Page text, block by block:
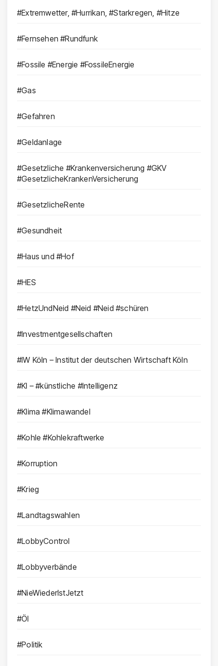
#Extremwetter, #Hurrikan, #Starkregen, #Hitze
#Fernsehen #Rundfunk
#Fossile #Energie #FossileEnergie
#Gas
#Gefahren
#Geldanlage
#Gesetzliche #Krankenversicherung #GKV
#GesetzlicheKrankenVersicherung
#GesetzlicheRente
#Gesundheit
#Haus und #Hof
#HES
#HetzUndNeid #Neid #Neid #schüren
#Investmentgesellschaften
#IW Köln – Institut der deutschen Wirtschaft Köln
#KI – #künstliche #Intelligenz
#Klima #Klimawandel
#Kohle #Kohlekraftwerke
#Korruption
#Krieg
#Landtagswahlen
#LobbyControl
#Lobbyverbände
#NieWiederIstJetzt
#Öl
#Politik